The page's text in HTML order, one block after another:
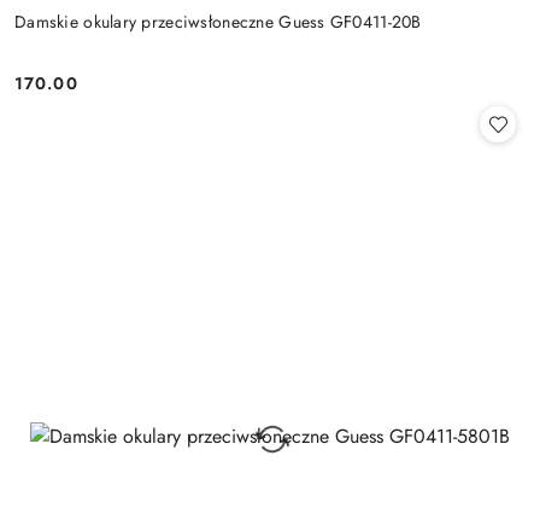
Damskie okulary przeciwsłoneczne Guess GF0411-20B
Cena:
170.00